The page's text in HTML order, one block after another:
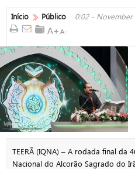
Início Público 0:02 - November
TEERÃ (IQNA) – A rodada final da
Nacional do Alcorão Sagrado do